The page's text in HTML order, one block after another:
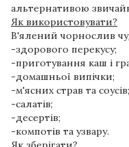
альтернативою
Як використовувати?
В'ялений чорнослив
-здорового перекусу;
-приготування каш і
-домашньої випічки;
-м'ясних страв та соусів;
-салатів;
-десертів;
-компотів та узвару.